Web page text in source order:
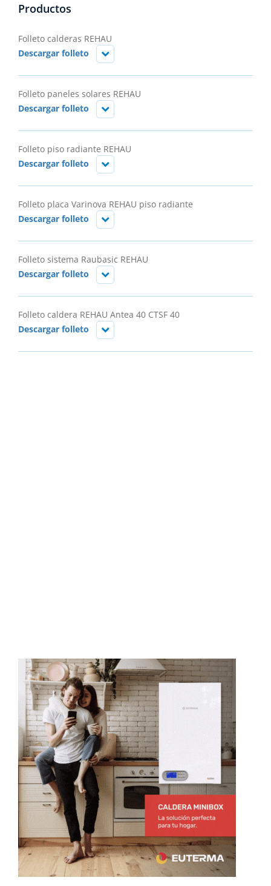
Productos
Folleto calderas REHAU
Descargar folleto
Folleto paneles solares REHAU
Descargar folleto
Folleto piso radiante REHAU
Descargar folleto
Folleto placa Varinova REHAU piso radiante
Descargar folleto
Folleto sistema Raubasic REHAU
Descargar folleto
Folleto caldera REHAU Antea 40 CTSF 40
Descargar folleto